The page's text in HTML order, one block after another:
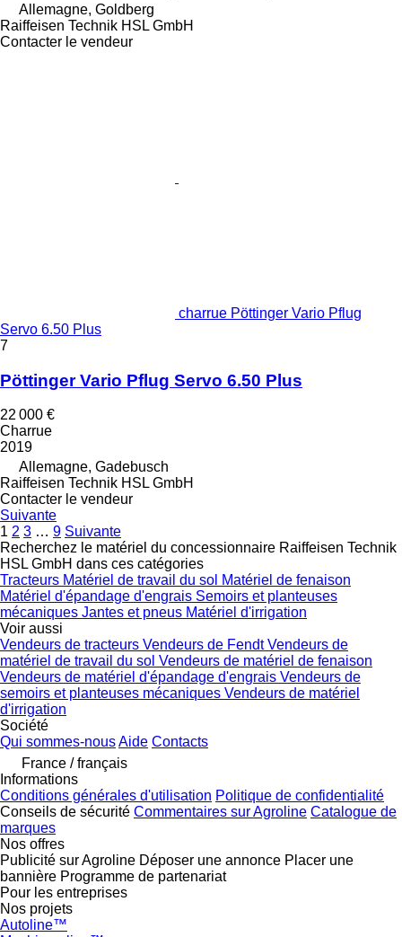
Allemagne, Goldberg
Raiffeisen Technik HSL GmbH
Contacter le vendeur
charrue Pöttinger Vario Pflug
Servo 6.50 Plus
7
Pöttinger Vario Pflug Servo 6.50 Plus
22 000 €
Charrue
2019
Allemagne, Gadebusch
Raiffeisen Technik HSL GmbH
Contacter le vendeur
Suivante
1 2 3 … 9 Suivante
Recherchez le matériel du concessionnaire Raiffeisen Technik
HSL GmbH dans ces catégories
Tracteurs Matériel de travail du sol Matériel de fenaison
Matériel d'épandage d'engrais Semoirs et planteuses
mécaniques Jantes et pneus Matériel d'irrigation
Voir aussi
Vendeurs de tracteurs Vendeurs de FendtVendeurs de
matériel de travail du sol Vendeurs de matériel de fenaison
Vendeurs de matériel d'épandage d'engrais Vendeurs de
semoirs et planteuses mécaniques Vendeurs de matériel
d'irrigation
Société
Qui sommes-nousAide Contacts
France / français
Informations
Conditions générales d'utilisation Politique de confidentialité
Conseils de sécurité Commentaires sur Agroline Catalogue de
marques
Nos offres
Publicité sur Agroline Déposer une annonce Placer une
bannière Programme de partenariat
Pour les entreprises
Nos projets
Autoline™